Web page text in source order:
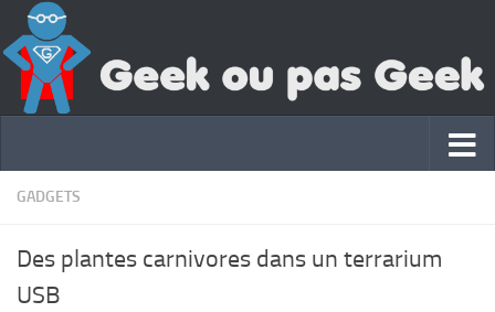
GADGETS
Des plantes carnivores dans un terrarium
USB